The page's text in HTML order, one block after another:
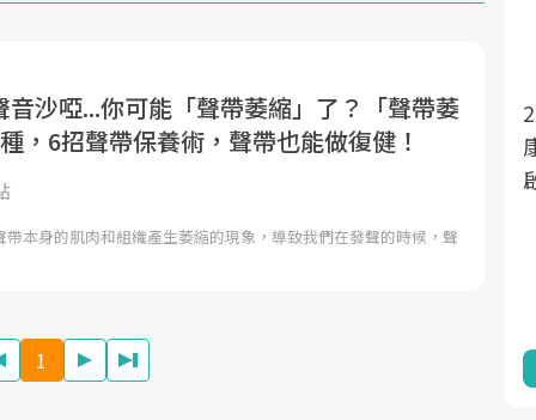
音沙啞...你可能「聲帶萎縮」了？「聲帶萎
，6招聲帶保養術，聲帶也能做復健！
帶本身的肌肉和組織產生萎縮的現象，導致我們在發聲的時候，聲
1
面對超高齡社會的浪潮，台灣正在快速邁
向「健康照護」的新時代。隨著國家政策
心議題。然而，健檢不只是醫療院所的服
2025年，就到良醫生活祭體驗「一站式健
康新生活」，從講座、體驗到運動，全面